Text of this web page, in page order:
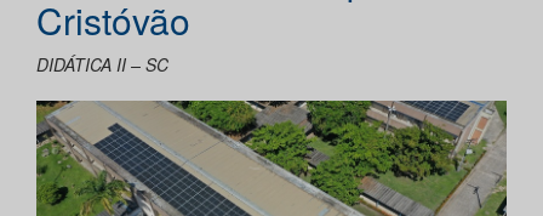
Cristóvão
DIDÁTICA II – SC